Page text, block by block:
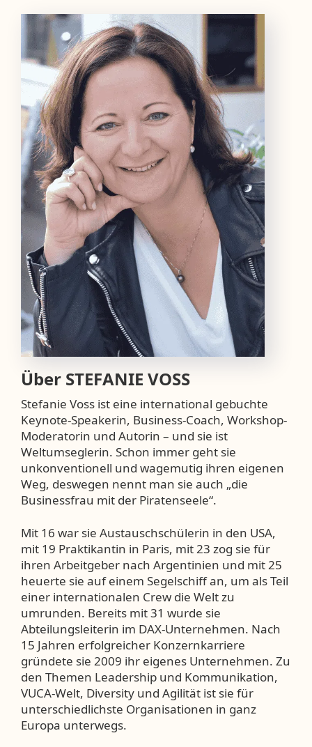
Über STEFANIE VOSS
Stefanie Voss ist eine international gebuchte
Keynote-Speakerin, Business-Coach, Workshop-
Moderatorin und Autorin – und sie ist
Weltumseglerin. Schon immer geht sie
unkonventionell und wagemutig ihren eigenen
Weg, deswegen nennt man sie auch „die
Businessfrau mit der Piratenseele“.
Mit 16 war sie Austauschschülerin in den USA,
mit 19 Praktikantin in Paris, mit 23 zog sie für
ihren Arbeitgeber nach Argentinien und mit 25
heuerte sie auf einem Segelschiff an, um als Teil
einer internationalen Crew die Welt zu
umrunden. Bereits mit 31 wurde sie
Abteilungsleiterin im DAX-Unternehmen. Nach
15 Jahren erfolgreicher Konzernkarriere
gründete sie 2009 ihr eigenes Unternehmen. Zu
den Themen Leadership und Kommunikation,
VUCA-Welt, Diversity und Agilität ist sie für
unterschiedlichste Organisationen in ganz
Europa unterwegs.